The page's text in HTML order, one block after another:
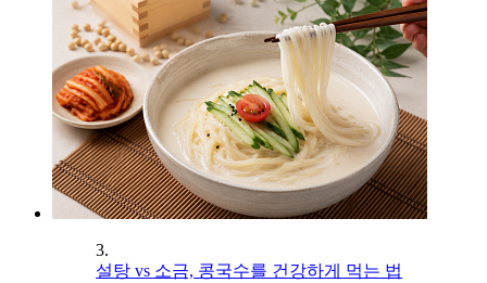
3.
설탕 vs 소금, 콩국수를 건강하게 먹는 법